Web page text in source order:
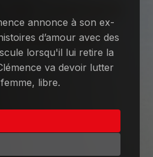
annonce à son ex-
d’amour avec des
lorsqu'il lui retire la
va devoir lutter
libre.